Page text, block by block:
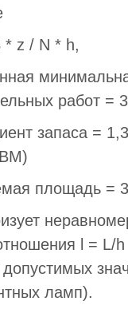
z / N * h,
работ = 3
запаса =
площадь =
l = L/
ламп).